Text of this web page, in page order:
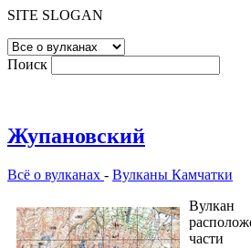
SITE SLOGAN
Поиск
Жупановский
Всё о вулканах - Вулканы Камчатки